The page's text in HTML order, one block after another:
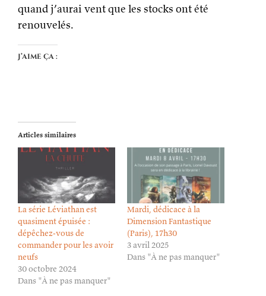
quand j’aurai vent que les stocks ont été
renouvelés.
J’aime ça :
Articles similaires
La série Léviathan est
quasiment épuisée :
dépêchez-vous de
commander pour les avoir
neufs
30 octobre 2024
Dans "À ne pas manquer"
Mardi, dédicace à la
Dimension Fantastique
(Paris), 17h30
3 avril 2025
Dans "À ne pas manquer"